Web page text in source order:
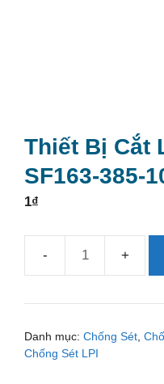
Thiết Bị Cắt
SF163-385-
1₫
cắt
lọc
Danh mục: Chống Sét
Chống Sét LPI